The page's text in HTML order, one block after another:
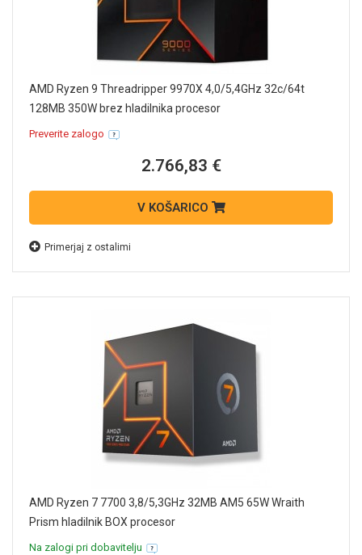
AMD Ryzen 9 Threadripper 9970X 4,0/5,4GHz 32c/64t
128MB 350W brez hladilnika procesor
Preverite zalogo
2.766,83 €
V KOŠARICO
Primerjaj z ostalimi
AMD Ryzen 7 7700 3,8/5,3GHz 32MB AM5 65W Wraith
Prism hladilnik BOX procesor
Na zalogi pri dobavitelju